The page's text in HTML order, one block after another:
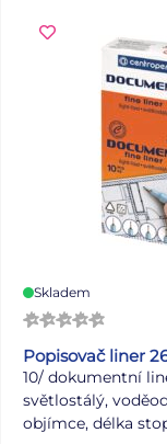
Skladem
Popisovač liner
10/ dokumentní
světlostálý,
objímce, délka